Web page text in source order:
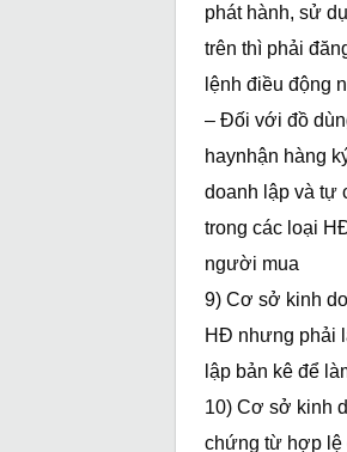
phát hành, sử
trên thì phải
lệnh điều động
– Đối với đồ
haynhận hàng
doanh lập và tự
trong các loại
người mua
9) Cơ sở kinh
HĐ nhưng phải
lập bản kê để
10) Cơ sở kinh
chứng từ hợp lệ